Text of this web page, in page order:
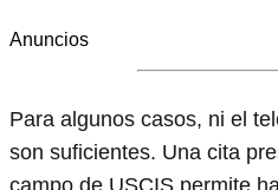
Anuncios
Para algunos casos, ni el
son suficientes. Una cita
campo de USCIS permite